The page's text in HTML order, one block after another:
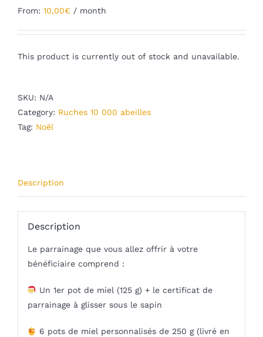
mon panier
From: 10,00€ / month
This product is currently out of stock and unavailable.
SKU: N/A
Category: Ruches 10 000 abeilles
Tag: Noël
Description
Description
Le parrainage que vous allez offrir à votre
bénéficiaire comprend :
Un 1er pot de miel (125 g) + le certificat de
parrainage à glisser sous le sapin
6 pots de miel personnalisés de 250 g (livré en